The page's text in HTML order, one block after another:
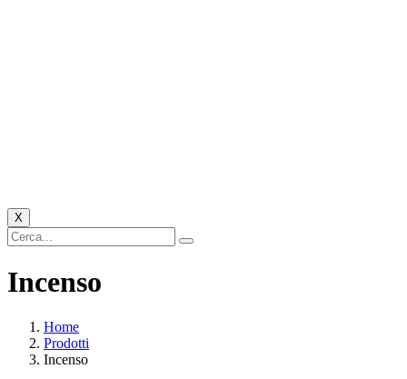
X
Incenso
Home
Prodotti
Incenso